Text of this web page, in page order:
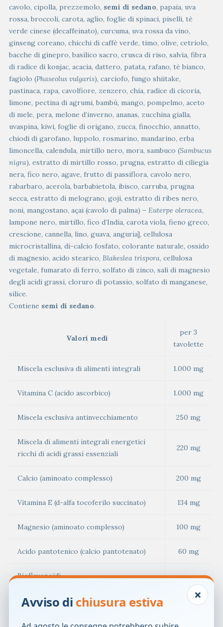
cavolo, cipolla, prezzemolo, semi di sedano, papaia, uva
rossa, broccoli, carota, aglio, foglie di spinaci, piselli, tè
verde cinese (decaffeinato), curcuma, uva rossa da vino,
ginseng coreano, chicchi di caffè verde, timo, olive, cetriolo,
bacche di ginepro, basilico sacro, crusca di riso, salvia, fibra
di radice di konjac, acacia, dattero, patata, rafano, tè bianco,
fagiolo (Phaseolus vulgaris), carciofo, fungo shiitake,
pastinaca, rapa, cavolfiore, zenzero, chia, radice di cicoria,
limone, pectina di agrumi, bambù, mango, pompelmo, aceto
di mele, pera, melone d’inverno, ananas, zucchina gialla,
uvaspina, kiwi, foglie di origano, zucca, finocchio, annatto,
chiodi di garofano, luppolo, rosmarino, mandarino, erba
limoncella, calendula, mirtillo nero, mora, sambuco (Sambucus
nigra), estratto di mirtillo rosso, prugna, estratto di ciliegia
nera, fico nero, agave, frutto di passiflora, cavolo nero,
rabarbaro, acerola, barbabietola, ibisco, carruba, prugna
secca, estratto di melograno, goji, estratto di ribes nero,
noni, mangostano, açai (cavolo di palma) – Euterpe oleracea,
lampone nero, mirtillo, fico d’India, carota viola, fieno greco,
crescione, cannella, lino, guava, anguria], cellulosa
microcristallina, di-calcio fosfato, colorante naturale, ossido
di magnesio, acido stearico, Blakeslea trispora, cellulosa
vegetale, fumarato di ferro, solfato di zinco, sali di magnesio
degli acidi grassi, cloruro di potassio, solfato di manganese,
silice.
Contiene semi di sedano.
Valori medi
per 3
tavolette
Miscela esclusiva di alimenti integrali 1.000 mg
Vitamina C (acido ascorbico) 1.000 mg
Miscela esclusiva antinvecchiamento 250 mg
Miscela di alimenti integrali energetici
ricchi di acidi grassi essenziali
220 mg
Calcio (aminoato complesso) 200 mg
Vitamina E (d-alfa tocoferilo succinato) 134 mg
Magnesio (aminoato complesso) 100 mg
Acido pantotenico (calcio pantotenato) 60 mg
Bioflavonoidi
attivi)
26 mg
Ginseng coreano (radice) 50 mg
×
Avviso di chiusura estiva